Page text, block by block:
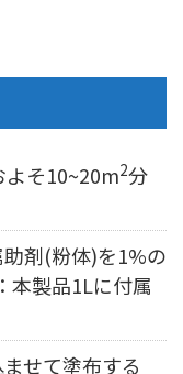
そ10~20m2分
剤(粉体)を1%の
本製品1Lに付属
せて塗布する